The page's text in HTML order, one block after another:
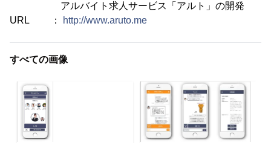
アルバイト求人サービス「アルト」の開発
URL ：
http://www.aruto.me
すべての画像